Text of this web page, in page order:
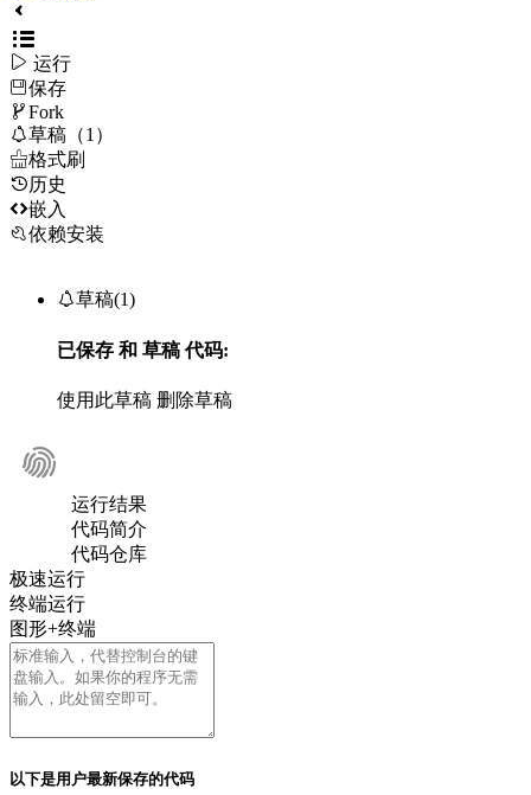
 运行
保存
Fork
草稿（1）
格式刷
历史
嵌入
依赖安装
草稿(1)
已保存 和 草稿代码:
使用此草稿 删除草稿
运行结果
代码简介
代码仓库
极速运行
终端运行
图形+终端
以下是用户最新保存的代码